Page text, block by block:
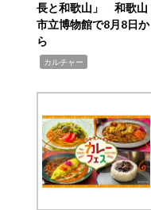
長と和歌山」 和歌山
市立博物館で8月8日か
ら
カルチャー